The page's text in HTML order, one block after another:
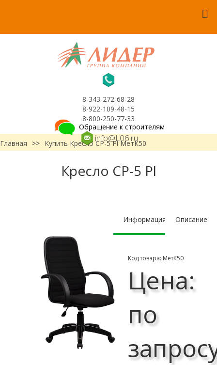
8-343-272-68-28
8-922-109-48-15
8-800-250-77-33
info@L06.ru
Обращение к строителям
Главная
>> Купить Кресло CP-5 Pl МетК50
Кресло CP-5 Pl
Информация Описание
Код товара: МетК50
Цена:
по